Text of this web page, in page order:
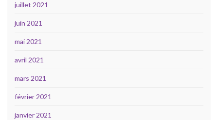
juillet 2021
juin 2021
mai 2021
avril 2021
mars 2021
février 2021
janvier 2021